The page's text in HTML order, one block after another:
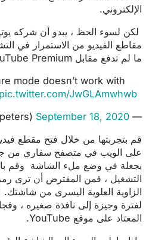
الإلكتروني.
لكن لسوء الحظ ، يبدو أن شركه
ما لم تدفع مقابل YouTube Premium .
mode doesn’t work with
pic.twitter.com/JwGLAmwhwb
— Jay Peters ???? (@jaypeters)
September 18, 2020
على الويب في متصفح سفاري من
بجعلة في وضع ملء الشاشة وقم
التشغيل ، فمن المفترض أن ترى
الزاوية العلوية اليسرى من شاشتك.
لفترة وجيزة إلى نافذة صغيره ،
المعتاد على موقع YouTube.